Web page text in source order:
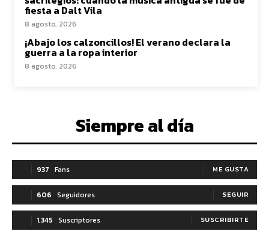
fiesta a Dalt Vila
8 agosto, 2026
¡Abajo los calzoncillos! El verano declara la
guerra a la ropa interior
8 agosto, 2026
Siempre al día
937 Fans ME GUSTA
606 Seguidores SEGUIR
1,345 Suscriptores SUSCRIBIRTE